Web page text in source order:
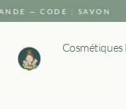
— CODE : SAVON ·